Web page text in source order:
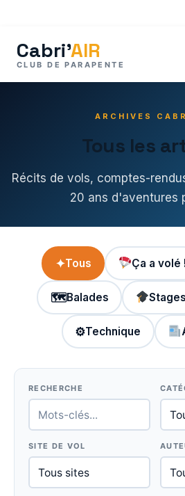
contenu
ARCHIVES
Tous les
Récits de vols, comptes-
20 ans d'aventures
✦Tous Ça a volé !
🗺Balades Stages
⚙Technique
RECHERCHE
SITE DE VOL